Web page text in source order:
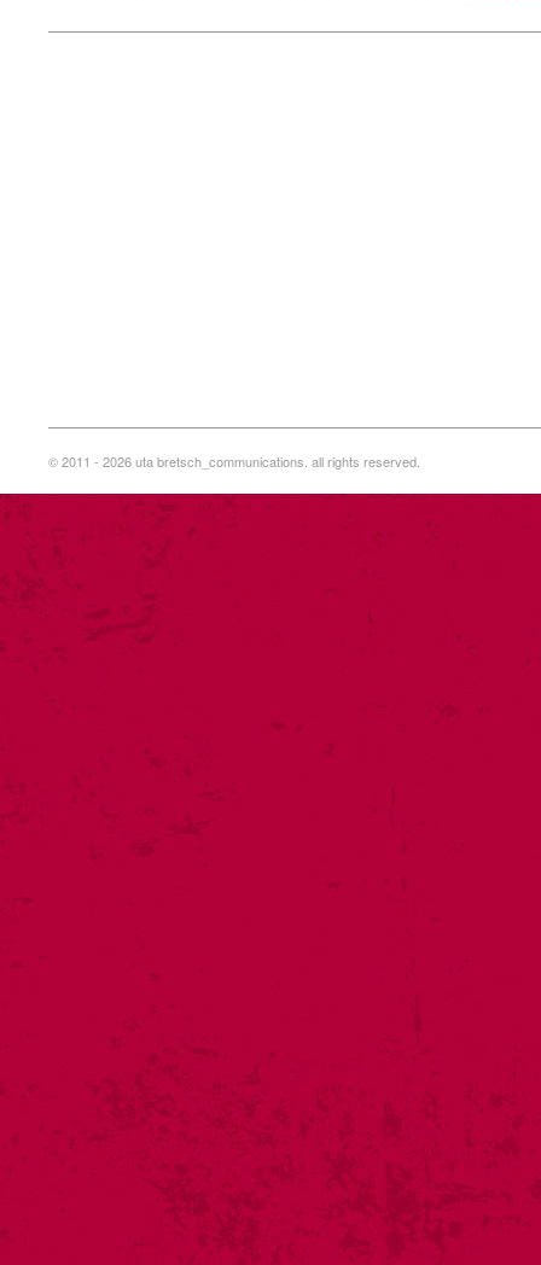
© 2011 - 2026 uta bretsch_communications. all rights reserved.